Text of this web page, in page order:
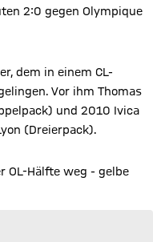
2:0 gegen Olympique
dem in einem CL-
Vor ihm Thomas
und 2010 Ivica
(Dreierpack).
OL-Hälfte weg - gelbe